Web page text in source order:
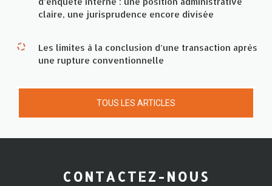
claire, une jurisprudence encore divisée
Les limites à la conclusion d’une transaction après
une rupture conventionnelle
TOUS LES ARTICLES
CONTACTEZ-NOUS